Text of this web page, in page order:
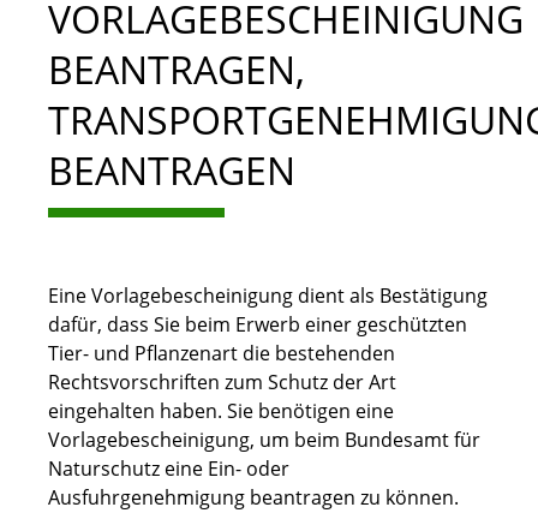
VORLAGEBESCHEINIGUNG
BEANTRAGEN,
BEANTRAGEN
Eine Vorlagebescheinigung dient als Bestätigung
dafür, dass Sie beim Erwerb einer geschützten
Tier- und Pflanzenart die bestehenden
Rechtsvorschriften zum Schutz der Art
eingehalten haben. Sie benötigen eine
Vorlagebescheinigung, um beim Bundesamt für
Naturschutz eine Ein- oder
Ausfuhrgenehmigung beantragen zu können.